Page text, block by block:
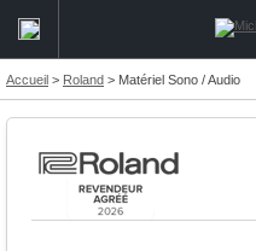
Accueil > Roland > Matériel Sono / Audio